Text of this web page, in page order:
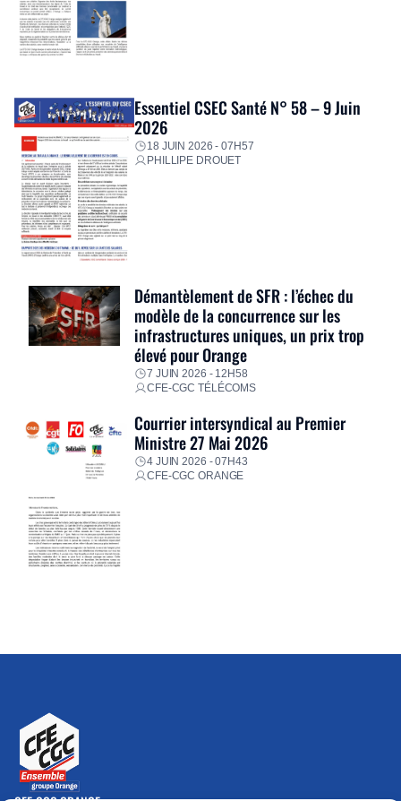
Essentiel CSEC Santé N° 58 – 9 Juin
2026
18 JUIN 2026 - 07H57
PHILLIPE DROUET
Démantèlement de SFR : l’échec du
modèle de la concurrence sur les
infrastructures uniques, un prix trop
élevé pour Orange
7 JUIN 2026 - 12H58
CFE-CGC TÉLÉCOMS
Courrier intersyndical au Premier
Ministre 27 Mai 2026
4 JUIN 2026 - 07H43
CFE-CGC ORANGE